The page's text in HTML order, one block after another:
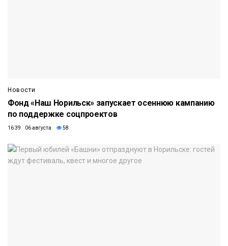
Новости
Фонд «Наш Норильск» запускает осеннюю кампанию
по поддержке соцпроектов
16:39 06 августа 58